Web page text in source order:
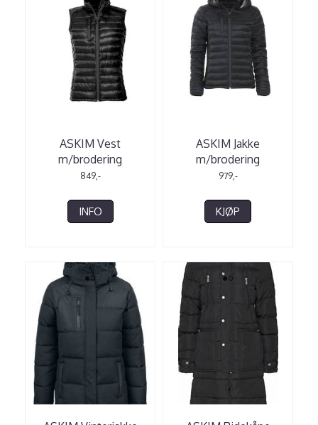
ASKIM Vest
m/brodering
849,-
INFO
ASKIM Jakke
m/brodering
979,-
KJØP